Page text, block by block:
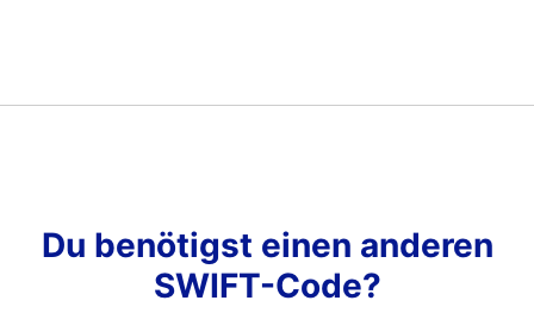
Du benötigst einen anderen
SWIFT-Code?